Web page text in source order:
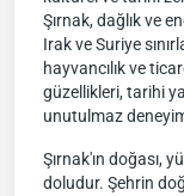
Şırnak, dağlık ve
Irak ve Suriye
hayvancılık ve
güzellikleri, tarihi
unutulmaz
Şırnak'ın doğası,
doludur. Şehrin